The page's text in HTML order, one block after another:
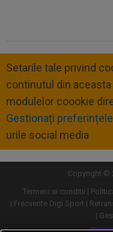
Setarile tale privind
continutul din
modulelor coookie
Gestionați preferințele
urile social media
Copyright ©
Termeni si conditii
Frecvente Digi Sport